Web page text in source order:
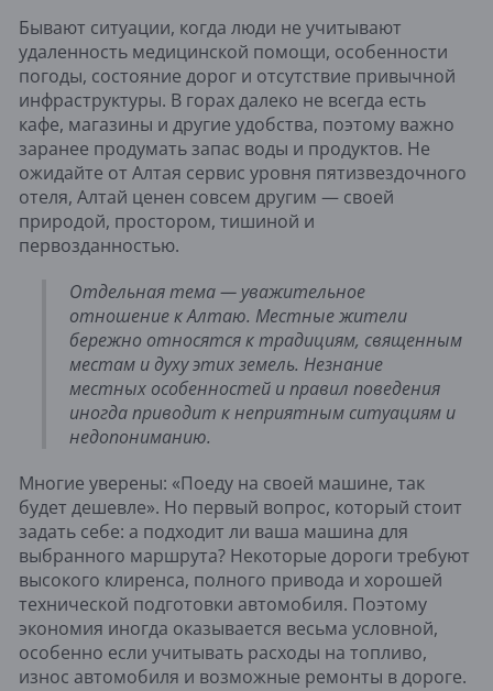
Бывают ситуации, когда люди не учитывают
удаленность медицинской помощи, особенности
погоды, состояние дорог и отсутствие привычной
инфраструктуры. В горах далеко не всегда есть
кафе, магазины и другие удобства, поэтому важно
заранее продумать запас воды и продуктов. Не
ожидайте от Алтая сервис уровня пятизвездочного
отеля, Алтай ценен совсем другим — своей
природой, простором, тишиной и
первозданностью.
Отдельная тема — уважительное
отношение к Алтаю. Местные жители
бережно относятся к традициям, священным
местам и духу этих земель. Незнание
местных особенностей и правил поведения
иногда приводит к неприятным ситуациям и
недопониманию.
Многие уверены: «Поеду на своей машине, так
будет дешевле». Но первый вопрос, который стоит
задать себе: а подходит ли ваша машина для
выбранного маршрута? Некоторые дороги требуют
высокого клиренса, полного привода и хорошей
технической подготовки автомобиля. Поэтому
экономия иногда оказывается весьма условной,
особенно если учитывать расходы на топливо,
износ автомобиля и возможные ремонты в дороге.